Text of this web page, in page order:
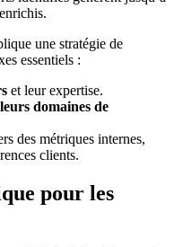
une stratégie de
essentiels :
et leur expertise.
domaines de
des métriques internes,
clients.
pour les